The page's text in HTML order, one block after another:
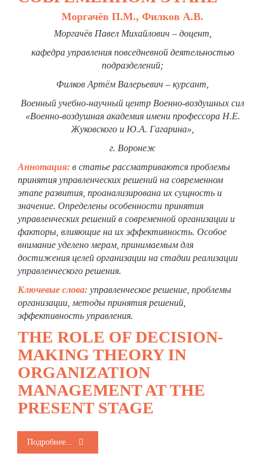
Моргачёв П.М., Филков А.В.
Моргачёв Павел Михайлович – доцент,
кафедра управления повседневной деятельностью
подразделений;
Филков Артём Валерьевич – курсант,
Военный учебно-научный центр Военно-воздушных сил
«Военно-воздушная академия имени профессора Н.Е.
Жуковского и Ю.А. Гагарина»,
г. Воронеж
Аннотация: в статье рассматриваются проблемы
принятия управленческих решений на современном
этапе развития, проанализирована их сущность и
значение. Определены особенности принятия
управленческих решений в современной организации и
факторы, влияющие на их эффективность. Особое
внимание уделено мерам, принимаемым для
достижения целей организации на стадии реализации
управленческого решения.
Ключевые слова: управленческое решение, проблемы
организации, методы принятия решений,
эффективность управления.
THE ROLE OF DECISION-
MAKING THEORY IN
ORGANIZATION
MANAGEMENT AT THE
PRESENT STAGE
Подробнее...